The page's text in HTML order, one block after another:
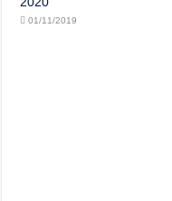
01/11/2019